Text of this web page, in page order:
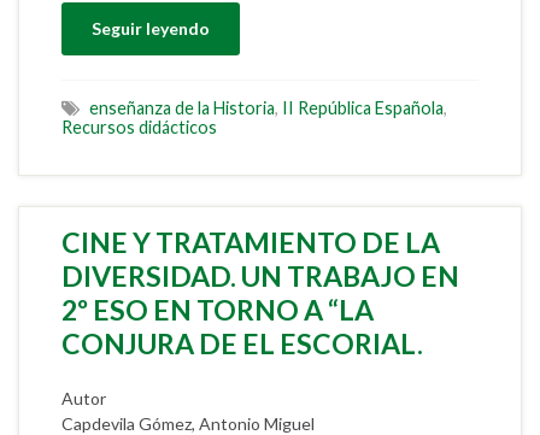
Seguir leyendo
enseñanza de la Historia, II República Española,
Recursos didácticos
CINE Y TRATAMIENTO DE LA
DIVERSIDAD. UN TRABAJO EN
2º ESO EN TORNO A “LA
CONJURA DE EL ESCORIAL.
Autor
Capdevila Gómez, Antonio Miguel